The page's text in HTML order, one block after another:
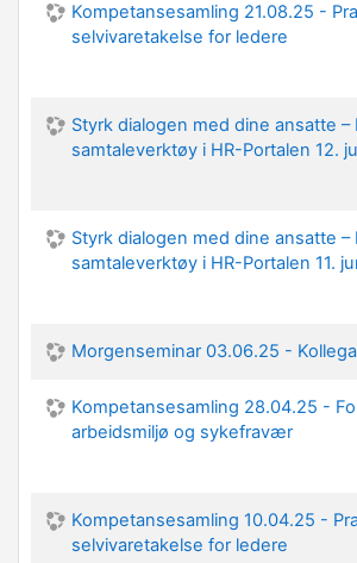
Kompetansesamling 21.08.25 -
selvivaretakelse for ledere
Styrk dialogen med dine ansatte –
samtaleverktøy i HR-Portalen 12.
Styrk dialogen med dine ansatte –
samtaleverktøy i HR-Portalen 11.
Morgenseminar 03.06.25 -
Kompetansesamling 28.04.25 -
arbeidsmiljø og sykefravær
Kompetansesamling 10.04.25 -
selvivaretakelse for ledere